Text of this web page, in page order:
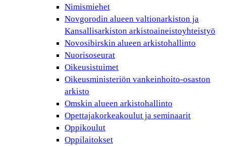
Nimismiehet
Novgorodin alueen valtionarkiston ja
Kansallisarkiston arkistoaineistoyhteistyö
Novosibirskin alueen arkistohallinto
Nuorisoseurat
Oikeusistuimet
Oikeusministeriön vankeinhoito-osaston
arkisto
Omskin alueen arkistohallinto
Opettajakorkeakoulut ja seminaarit
Oppikoulut
Oppilaitokset